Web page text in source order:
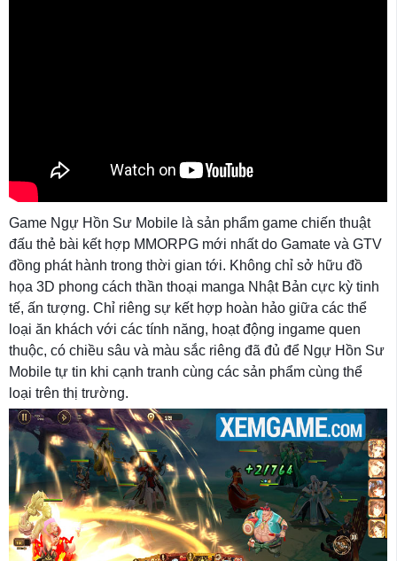
Game Ngự Hồn Sư Mobile là sản phẩm game chiến thuật
đấu thẻ bài kết hợp MMORPG mới nhất do Gamate và GTV
đồng phát hành trong thời gian tới. Không chỉ sở hữu đồ
họa 3D phong cách thần thoại manga Nhật Bản cực kỳ tinh
tế, ấn tượng. Chỉ riêng sự kết hợp hoàn hảo giữa các thể
loại ăn khách với các tính năng, hoạt động ingame quen
thuộc, có chiều sâu và màu sắc riêng đã đủ để Ngự Hồn Sư
Mobile tự tin khi cạnh tranh cùng các sản phẩm cùng thể
loại trên thị trường.